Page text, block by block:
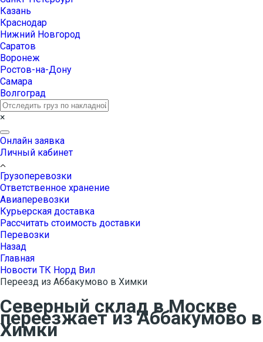
Казань
Краснодар
Нижний Новгород
Саратов
Воронеж
Ростов-на-Дону
Самара
Волгоград
×
Онлайн заявка
Личный кабинет
Грузоперевозки
Ответственное хранение
Авиаперевозки
Курьерская доставка
Рассчитать стоимость доставки
Перевозки
Назад
Главная
Новости ТК Норд Вил
Переезд из Аббакумово в Химки
Северный склад в Москве
переезжает из Аббакумово в
Химки